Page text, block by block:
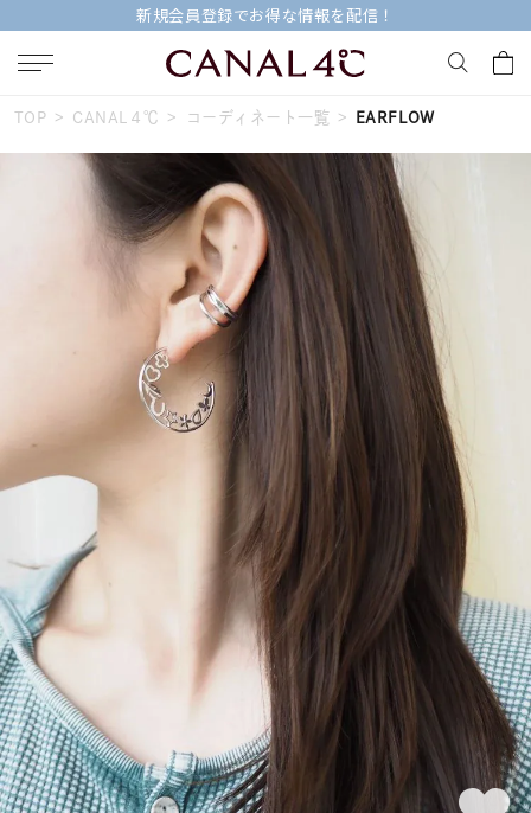
新規会員登録でお得な情報を配信！
キーワードで検索する
人気検索キーワード
#ダイヤモンド ネックレス
#ペア #エタニティ
Canal４℃
すべてのジュエリー
素材
カラー
誕生石
モチーフ
TOP CANAL４℃ コーディネート一覧 EARFLOW